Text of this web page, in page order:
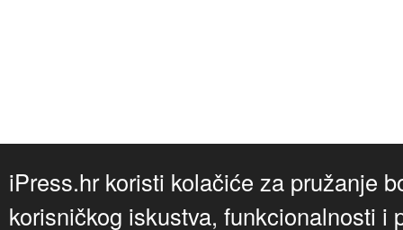
iPress.hr koristi kolačiće za pružanje
korisničkog iskustva, funkcionalnosti i